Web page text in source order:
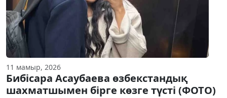
11 мамыр, 2026
Бибісара Асаубаева өзбекстандық
шахматшымен бірге көзге түсті (ФОТО)